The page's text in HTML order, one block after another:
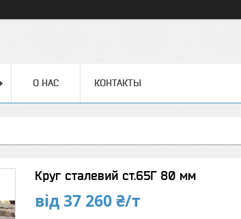
О НАС КОНТАКТЫ
Круг сталевий ст.65Г 80 мм
від37 260 ₴/т